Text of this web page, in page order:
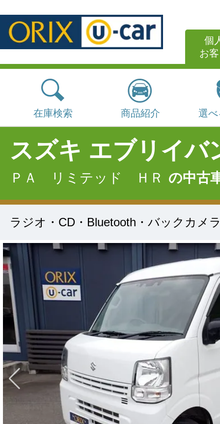
個
お
在庫検索 商品紹介 選
スズキ エブリイバ
ＰＡ リミテッド ＨＲ の中古
ラジオ・CD・Bluetooth・バックカメ